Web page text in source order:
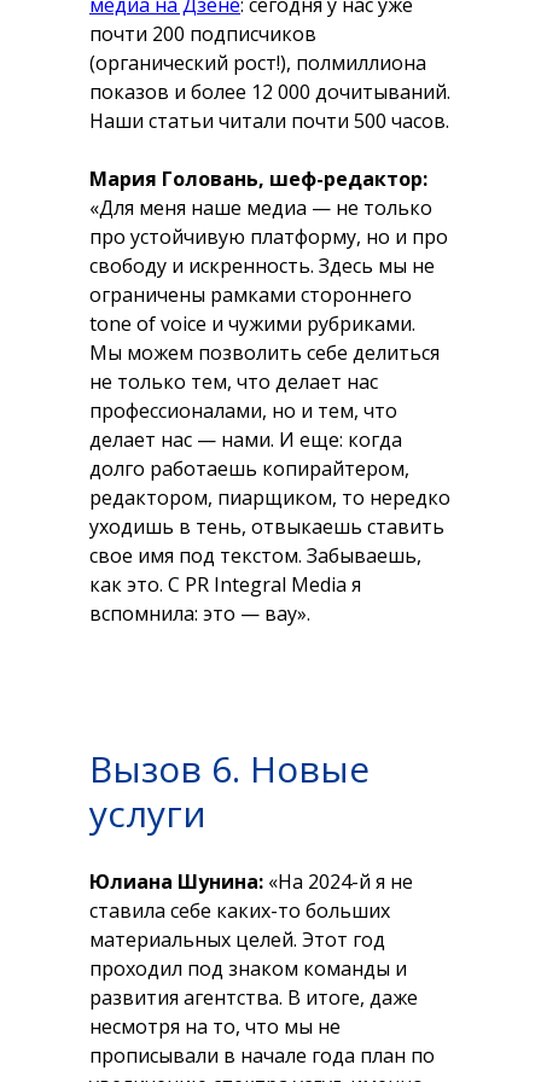
почти 200 подписчиков
(органический рост!), полмиллиона
показов и более 12 000 дочитываний.
Наши статьи читали почти 500 часов.
Мария Головань, шеф-редактор:
«Для меня наше медиа — не только
про устойчивую платформу, но и про
свободу и искренность. Здесь мы не
ограничены рамками стороннего
tone of voice и чужими рубриками.
Мы можем позволить себе делиться
не только тем, что делает нас
профессионалами, но и тем, что
делает нас — нами. И еще: когда
долго работаешь копирайтером,
редактором, пиарщиком, то нередко
уходишь в тень, отвыкаешь ставить
свое имя под текстом. Забываешь,
как это. С PR Integral Мedia я
вспомнила: это — вау».
Вызов 6. Новые
услуги
Юлиана Шунина: «На 2024-й я не
ставила себе каких-то больших
материальных целей. Этот год
проходил под знаком команды и
развития агентства. В итоге, даже
несмотря на то, что мы не
прописывали в начале года план по